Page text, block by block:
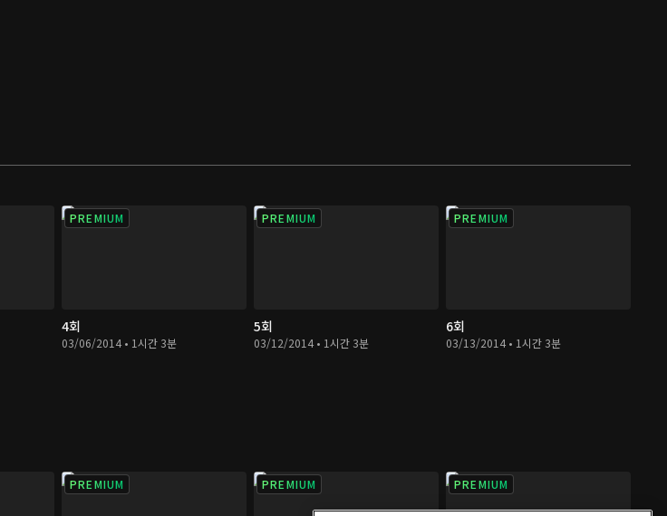
PREMIUM
4회
03/06/2014 • 1시간 3분
PREMIUM
5회
03/12/2014 • 1시간 3분
PREMIUM
6회
03/13/2014 • 1시간 3분
PREMIUM PREMIUM PREMIUM